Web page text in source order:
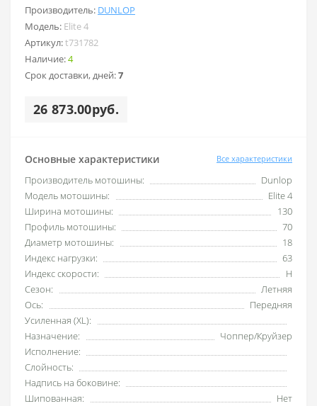
Производитель: DUNLOP
Модель: Elite 4
Артикул:t731782
Наличие:4
Срок доставки, дней:7
26 873.00руб.
Основные характеристики Все характеристики
Производитель мотошины:
Dunlop
Модель мотошины:
Elite 4
Ширина мотошины:
130
Профиль мотошины:
70
Диаметр мотошины:
18
Индекс нагрузки:
63
Индекс скорости:
H
Сезон:
Летняя
Ось:
Передняя
Усиленная (XL):
Назначение:
Чоппер/Круйзер
Исполнение:
Слойность:
Надпись на боковине:
Шипованная:
Нет